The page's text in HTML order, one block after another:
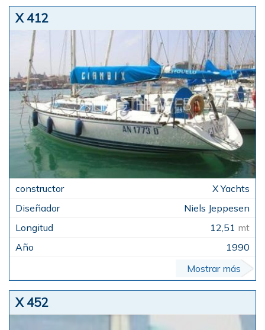
X 412
X Yachts
Niels Jeppesen
12,51 mt
1990
Mostrar más
X 452